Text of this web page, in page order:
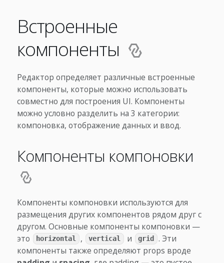
Встроенные
компоненты
Редактор определяет различные встроенные
компоненты, которые можно использовать
совместно для построения UI. Компоненты
можно условно разделить на 3 категории:
компоновка, отображение данных и ввод.
Компоненты компоновки
Компоненты компоновки используются для
размещения других компонентов рядом друг с
другом. Основные компоненты компоновки —
это
horizontal , vertical и grid
. Эти
компоненты также определяют props вроде